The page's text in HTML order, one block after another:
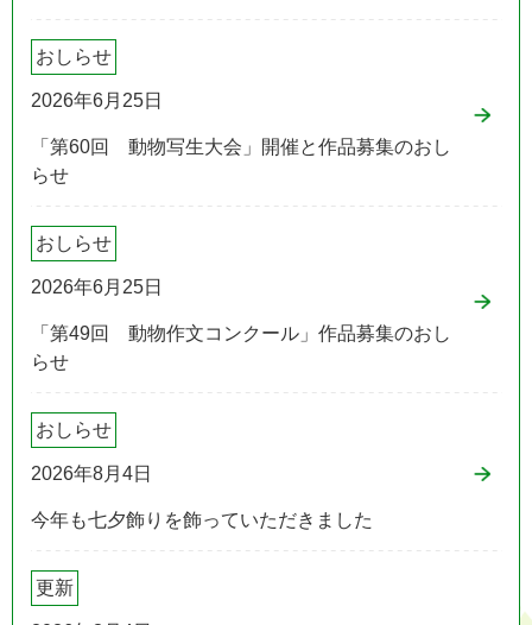
おしらせ
2026年6月25日
「第60回 動物写生大会」開催と作品募集のおし
らせ
おしらせ
2026年6月25日
「第49回 動物作文コンクール」作品募集のおし
らせ
おしらせ
2026年8月4日
今年も七夕飾りを飾っていただきました
更新